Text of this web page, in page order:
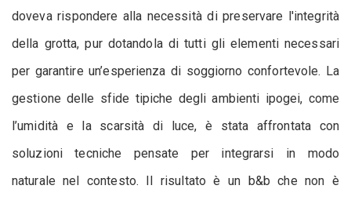
doveva rispondere alla necessità di preservare l'integrità
della grotta, pur dotandola di tutti gli elementi necessari
per garantire un’esperienza di soggiorno confortevole. La
gestione delle sfide tipiche degli ambienti ipogei, come
l’umidità e la scarsità di luce, è stata affrontata con
soluzioni tecniche pensate per integrarsi in modo
naturale nel contesto. Il risultato è un b&b che non è